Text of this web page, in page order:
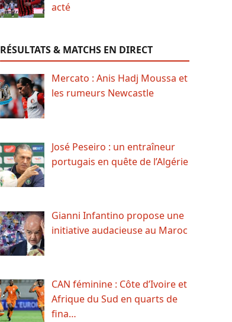
acté
RÉSULTATS & MATCHS EN DIRECT
Mercato : Anis Hadj Moussa et
les rumeurs Newcastle
José Peseiro : un entraîneur
portugais en quête de l’Algérie
Gianni Infantino propose une
initiative audacieuse au Maroc
CAN féminine : Côte d’Ivoire et
Afrique du Sud en quarts de
fina…